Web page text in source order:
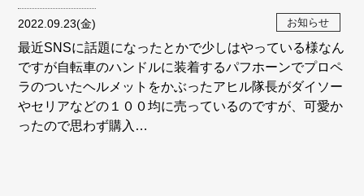
2022.09.23(金) お知らせ
最近SNSに話題になったとかで少しはやっている様なん
ですが自転車のハンドルに装着するパフホーンでプロペ
ラのついたヘルメットをかぶったアヒル隊長がダイソー
やセリアなどの１００均に売っているのですが、可愛か
ったので思わず購入…